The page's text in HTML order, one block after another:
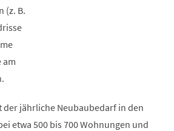
(z. B.
am
der jährliche Neubaubedarf in den
etwa 500 bis 700 Wohnungen und